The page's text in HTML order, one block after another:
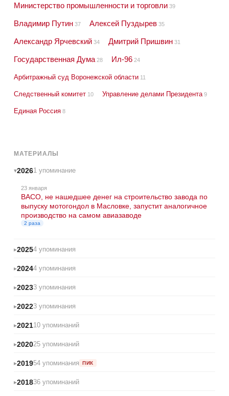
Министерство промышленности и торговли 39
Владимир Путин 37 Алексей Пуздырев 35
Александр Ярчевский 34 Дмитрий Пришвин 31
Государственная Дума 28 Ил-96 24
Арбитражный суд Воронежской области 11
Следственный комитет 10 Управление делами Президента 9
Единая Россия 8
МАТЕРИАЛЫ
20261 упоминание
23 января
ВАСО, не нашедшее денег на строительство завода по
выпуску мотогондол в Масловке, запустит аналогичное
производство на самом авиазаводе
2 раза
20254 упоминания
20244 упоминания
20233 упоминания
20223 упоминания
202110 упоминаний
202025 упоминаний
201954 упоминания ПИК
201836 упоминаний